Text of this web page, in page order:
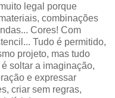
legal porque
combinações
Cores! Com
Tudo é permitido,
projeto, mas tudo
soltar a imaginação,
e expressar
criar sem regras,